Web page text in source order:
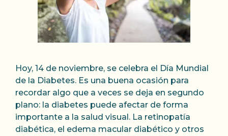
Hoy, 14 de noviembre, se celebra el Día Mundial
de la Diabetes. Es una buena ocasión para
recordar algo que a veces se deja en segundo
plano: la diabetes puede afectar de forma
importante a la salud visual. La retinopatía
diabética, el edema macular diabético y otros